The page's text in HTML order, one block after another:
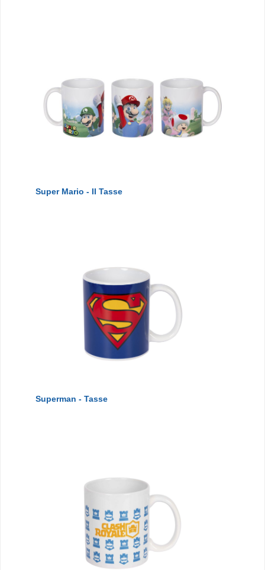
Super Mario - II Tasse
Superman - Tasse